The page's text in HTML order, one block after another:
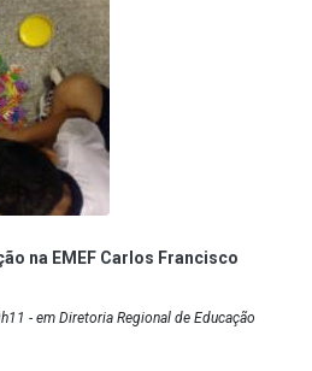
na EMEF Carlos Francisco
- em Diretoria Regional de Educação